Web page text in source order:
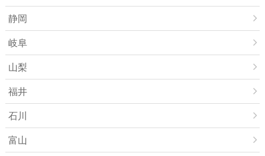
静岡
岐阜
山梨
福井
石川
富山